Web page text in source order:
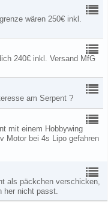
wären 250€ inkl.
240€ inkl. Versand MfG
am Serpent ?
mit einem Hobbywing
Motor bei 4s Lipo gefahren
als päckchen verschicken,
her nicht passt.